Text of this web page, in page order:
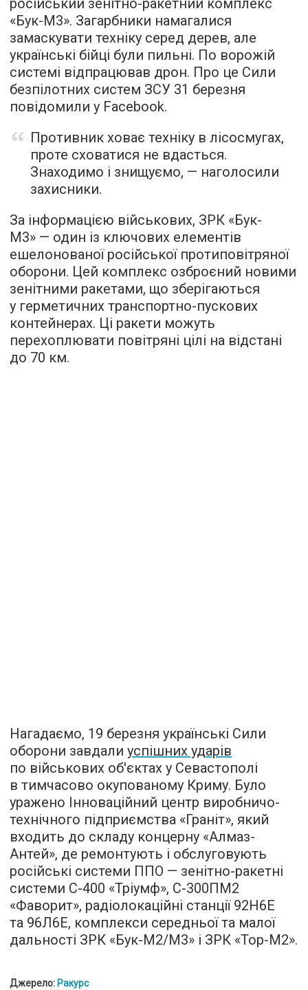
російський зенітно-ракетний комплекс
«Бук-М3». Загарбники намагалися
замаскувати техніку серед дерев, але
українські бійці були пильні. По ворожій
системі відпрацював дрон. Про це Сили
безпілотних систем ЗСУ 31 березня
повідомили у Facebook.
Противник ховає техніку в лісосмугах,
проте сховатися не вдасться.
Знаходимо і знищуємо, — наголосили
захисники.
За інформацією військових, ЗРК «Бук-
М3» — один із ключових елементів
ешелонованої російської протиповітряної
оборони. Цей комплекс озброєний новими
зенітними ракетами, що зберігаються
у герметичних транспортно-пускових
контейнерах. Ці ракети можуть
перехоплювати повітряні цілі на відстані
до 70 км.
Нагадаємо, 19 березня українські Сили
оборони завдали успішних ударів
по військових об'єктах у Севастополі
в тимчасово окупованому Криму. Було
уражено Інноваційний центр виробничо-
технічного підприємства «Граніт», який
входить до складу концерну «Алмаз-
Антей», де ремонтують і обслуговують
російські системи ППО — зенітно-ракетні
системи С-400 «Тріумф», С-300ПМ2
«Фаворит», радіолокаційні станції 92Н6Е
та 96Л6Е, комплекси середньої та малої
дальності ЗРК «Бук-М2/М3» і ЗРК «Тор-М2».
Джерело: Ракурс